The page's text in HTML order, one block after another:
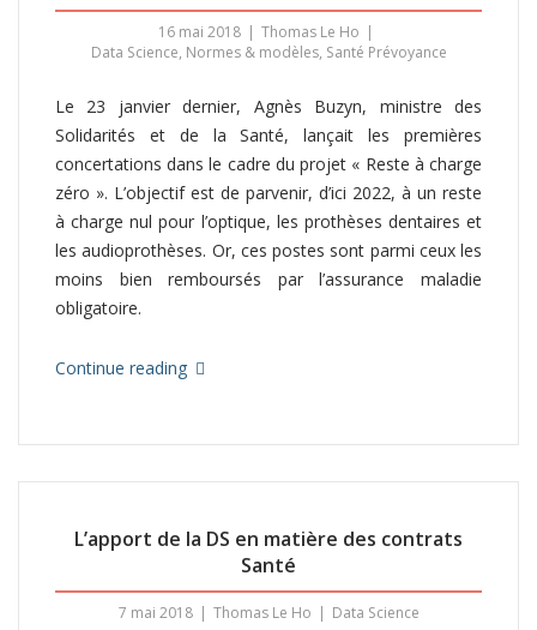
16 mai 2018
Thomas Le Ho
Data Science, Normes & modèles, Santé Prévoyance
Le 23 janvier dernier, Agnès Buzyn, ministre des
Solidarités et de la Santé, lançait les premières
concertations dans le cadre du projet « Reste à charge
zéro ». L’objectif est de parvenir, d’ici 2022, à un reste
à charge nul pour l’optique, les prothèses dentaires et
les audioprothèses. Or, ces postes sont parmi ceux les
moins bien remboursés par l’assurance maladie
obligatoire.
Continue reading
L’apport de la DS en matière des contrats
Santé
7 mai 2018 Thomas Le Ho Data Science